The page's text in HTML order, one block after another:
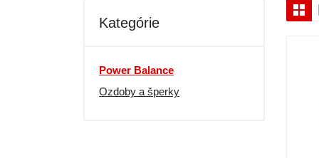
Zdravie a krása
Kategórie
Power Balance
Ozdoby a šperky